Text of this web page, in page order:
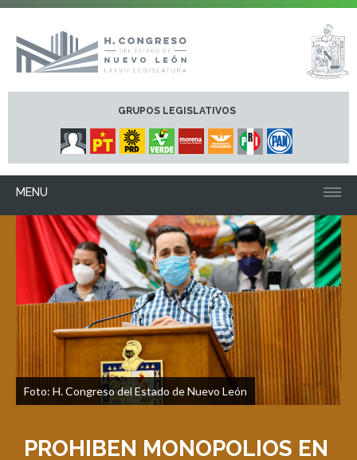
GRUPOS LEGISLATIVOS
MENU
Foto: H. Congreso del Estado de Nuevo León
PROHIBEN MONOPOLIOS EN